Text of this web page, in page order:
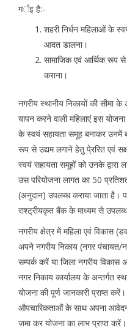
गर्इ है:-
शहरी निर्धन महिलाओं के
आदत डालना।
सामाजिक एवं आर्थिक रूप से
कराना।
नगरीय स्थानीय निकायों की सीमा
यापन करने वाली महिलाएं इस
के स्वयं सहायता समूह बनाकर
रूप से उद्यम लगाने हेतु पे्ररित एवं
स्वयं सहायता समूहों को उनके द्वारा
उस परियोजना लागत का 50
(अनुदान) उपलब्ध कराया जाता है।
राश्ट्रीयकृत बैंक के माध्यम से
नगरीय क्षेत्र में महिला एवं विकास
अपने नगरीय निकाय (नगर पंचायत/
सम्पर्क करें या जिला नगरीय
नगर निकाय कार्यालय के अन्तर्गत
योजना की पूर्ण जानकारी प्राप्त
औपचारिकताओं के साथ अपना आवेदन
जमा कर योजना का लाभ प्राप्त करें।